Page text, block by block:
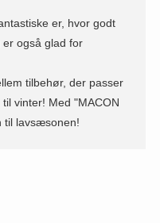
er, hvor godt
også glad for
tilbehør, der passer
vinter! Med "MACON
til lavsæsonen!